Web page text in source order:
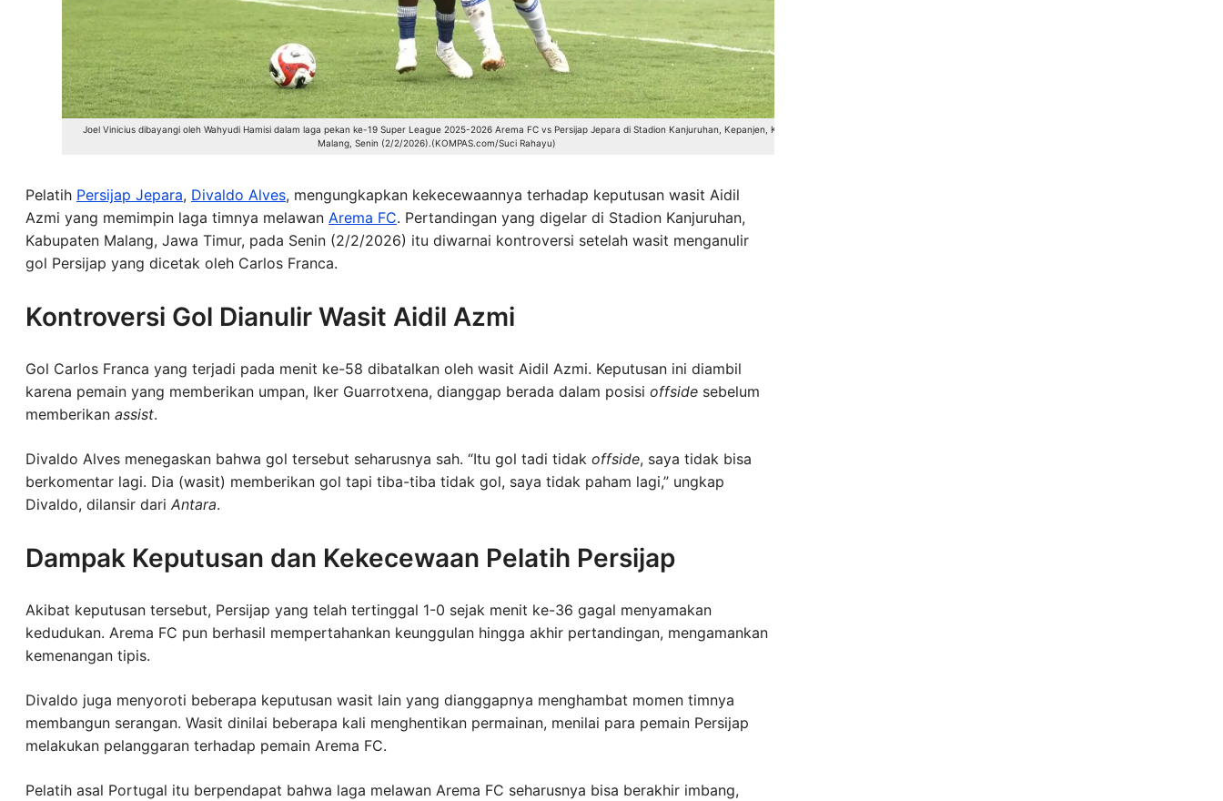
Joel Vinicius dibayangi oleh Wahyudi Hamisi dalam laga pekan ke-19 Super League 2025-2026 Arema FC vs Persijap Jepara di Stadion Kanjuruhan, Kepanjen, Kab.
Malang, Senin (2/2/2026).(KOMPAS.com/Suci Rahayu)
Pelatih Persijap Jepara, Divaldo Alves, mengungkapkan kekecewaannya terhadap keputusan wasit Aidil
Azmi yang memimpin laga timnya melawan Arema FC. Pertandingan yang digelar di Stadion Kanjuruhan,
Kabupaten Malang, Jawa Timur, pada Senin (2/2/2026) itu diwarnai kontroversi setelah wasit menganulir
gol Persijap yang dicetak oleh Carlos Franca.
Kontroversi Gol Dianulir Wasit Aidil Azmi
Gol Carlos Franca yang terjadi pada menit ke-58 dibatalkan oleh wasit Aidil Azmi. Keputusan ini diambil
karena pemain yang memberikan umpan, Iker Guarrotxena, dianggap berada dalam posisi offside sebelum
memberikan assist.
Divaldo Alves menegaskan bahwa gol tersebut seharusnya sah. “Itu gol tadi tidak offside, saya tidak bisa
berkomentar lagi. Dia (wasit) memberikan gol tapi tiba-tiba tidak gol, saya tidak paham lagi,” ungkap
Divaldo, dilansir dari Antara.
Dampak Keputusan dan Kekecewaan Pelatih Persijap
Akibat keputusan tersebut, Persijap yang telah tertinggal 1-0 sejak menit ke-36 gagal menyamakan
kedudukan. Arema FC pun berhasil mempertahankan keunggulan hingga akhir pertandingan, mengamankan
kemenangan tipis.
Divaldo juga menyoroti beberapa keputusan wasit lain yang dianggapnya menghambat momen timnya
membangun serangan. Wasit dinilai beberapa kali menghentikan permainan, menilai para pemain Persijap
melakukan pelanggaran terhadap pemain Arema FC.
Pelatih asal Portugal itu berpendapat bahwa laga melawan Arema FC seharusnya bisa berakhir imbang,